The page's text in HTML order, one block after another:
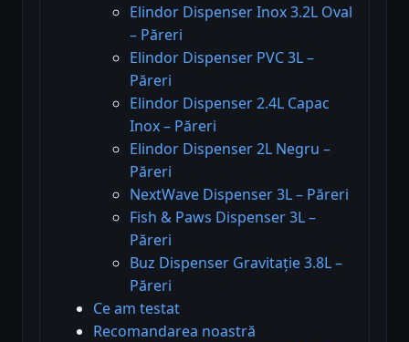
Elindor Dispenser Inox 3.2L Oval
– Păreri
Elindor Dispenser PVC 3L –
Păreri
Elindor Dispenser 2.4L Capac
Inox – Păreri
Elindor Dispenser 2L Negru –
Păreri
NextWave Dispenser 3L – Păreri
Fish & Paws Dispenser 3L –
Păreri
Buz Dispenser Gravitație 3.8L –
Păreri
Ce am testat
Recomandarea noastră